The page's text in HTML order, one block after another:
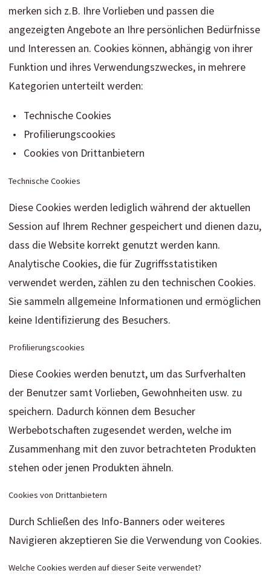
merken sich z.B. Ihre Vorlieben und passen die
angezeigten Angebote an Ihre persönlichen Bedürfnisse
und Interessen an. Cookies können, abhängig von ihrer
Funktion und ihres Verwendungszweckes, in mehrere
Kategorien unterteilt werden:
Technische Cookies
Profilierungscookies
Cookies von Drittanbietern
Technische Cookies
Diese Cookies werden lediglich während der aktuellen
Session auf Ihrem Rechner gespeichert und dienen dazu,
dass die Website korrekt genutzt werden kann.
Analytische Cookies, die für Zugriffsstatistiken
verwendet werden, zählen zu den technischen Cookies.
Sie sammeln allgemeine Informationen und ermöglichen
keine Identifizierung des Besuchers.
Profilierungscookies
Diese Cookies werden benutzt, um das Surfverhalten
der Benutzer samt Vorlieben, Gewohnheiten usw. zu
speichern. Dadurch können dem Besucher
Werbebotschaften zugesendet werden, welche im
Zusammenhang mit den zuvor betrachteten Produkten
stehen oder jenen Produkten ähneln.
Cookies von Drittanbietern
Durch Schließen des Info-Banners oder weiteres
Navigieren akzeptieren Sie die Verwendung von Cookies.
Welche Cookies werden auf dieser Seite verwendet?